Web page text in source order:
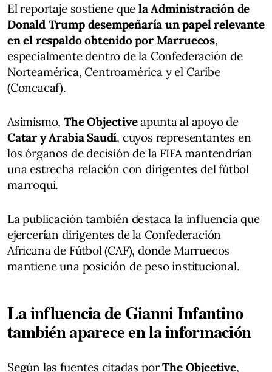
El reportaje sostiene quela Administración de
Donald Trump desempeñaría un papel relevante
en el respaldo obtenido por Marruecos,
especialmente dentro de la Confederación de
Norteamérica, Centroamérica y el Caribe
(Concacaf).
Asimismo,The Objectiveapunta al apoyo de
Catar y Arabia Saudí, cuyos representantes en
los órganos de decisión de la FIFA mantendrían
una estrecha relación con dirigentes del fútbol
marroquí.
La publicación también destaca la influencia que
ejercerían dirigentes de la Confederación
Africana de Fútbol (CAF), donde Marruecos
mantiene una posición de peso institucional.
La influencia de Gianni Infantino
también aparece en la información
Según las fuentes citadas porThe Objective,